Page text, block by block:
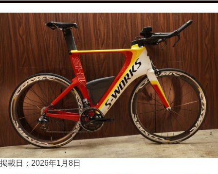
掲載日：2026年1月8日